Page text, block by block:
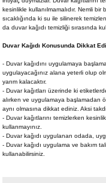
kesinlikle kullanılmamalıdır. Nemli
sıcaklığında ki su ile silinerek
da duvar kağıdı temizliği sırasında
Duvar Kağıdı Konusunda Dikkat
- Duvar kağıdını uygulamaya
uygulayacağınız alana yeterli olup
yarım kalacaktır.
- Duvar kağıtları üzerinde ki
alırken ve uygulamaya başlamadan
aynı olmasına dikkat ediniz. Aksi
- Duvar kağıtlarını temizlerken
kullanmayınız.
- Duvar kağıdı uygulanan odada,
- Duvar kağıdı uygulama ve bakım
kullanabilirsiniz.